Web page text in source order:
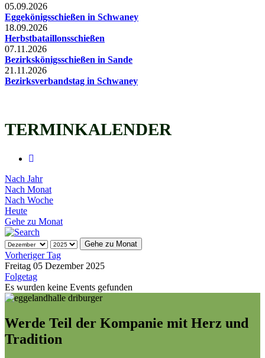
05.09.2026
Eggekönigsschießen in Schwaney
18.09.2026
Herbstbataillonsschießen
07.11.2026
Bezirkskönigsschießen in Sande
21.11.2026
Bezirksverbandstag in Schwaney
TERMINKALENDER
Nach Jahr
Nach Monat
Nach Woche
Heute
Gehe zu Monat
Gehe zu Monat
Vorheriger Tag
Freitag 05 Dezember 2025
Folgetag
Es wurden keine Events gefunden
Werde Teil der Kompanie mit Herz und
Tradition